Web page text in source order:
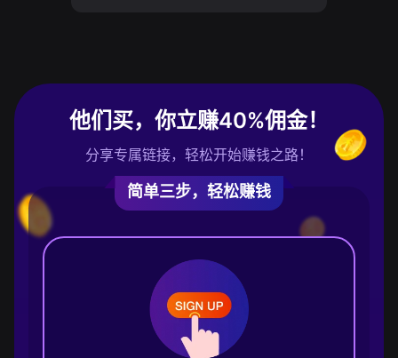
他们买，你立赚40%佣金！
分享专属链接，轻松开始赚钱之路！
简单三步，轻松赚钱